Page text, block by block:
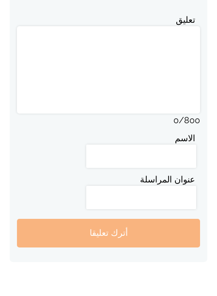
تعليق
0/800
الاسم
عنوان المراسلة
أترك تعليقا